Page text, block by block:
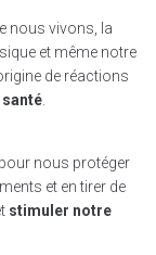
nous vivons, la
et même notre
de réactions
nous protéger
et en tirer de
stimuler notre